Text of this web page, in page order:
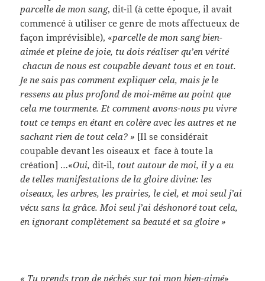
parcelle de mon sang, dit-il (à cette époque, il avait
commencé à utiliser ce genre de mots affectueux de
façon imprévisible), «parcelle de mon sang bien-
aimée et pleine de joie, tu dois réaliser qu’en vérité
chacun de nous est coupable devant tous et en tout.
Je ne sais pas comment expliquer cela, mais je le
ressens au plus profond de moi-même au point que
cela me tourmente. Et comment avons-nous pu vivre
tout ce temps en étant en colère avec les autres et ne
sachant rien de tout cela? » [Il se considérait
coupable devant les oiseaux et face à toute la
création] …«Oui,dit-il, tout autour de moi, il y a eu
de telles manifestations de la gloire divine: les
oiseaux, les arbres, les prairies, le ciel, et moi seul j’ai
vécu sans la grâce. Moi seul j’ai déshonoré tout cela,
en ignorant complètement sa beauté et sa gloire »
« Tu prends trop de péchés sur toi mon bien-aimé»